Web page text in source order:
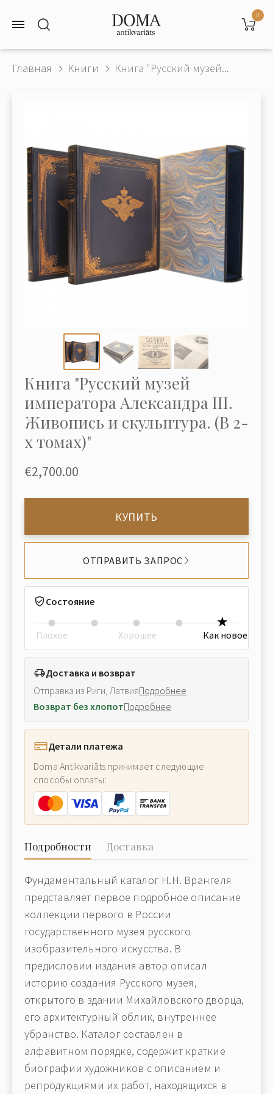
0
Главная Книги Книга "Русский музей...
Книга "Русский музей
императора Александра III.
Живопись и скульптура. (В 2-
х томах)"
€2,700.00
КУПИТЬ
ОТПРАВИТЬ ЗАПРОС
Состояние
Плохое Хорошее Как новое
Доставка и возврат
Отправка из Риги, ЛатвияПодробнее
Возврат без хлопотПодробнее
Детали платежа
Doma Antikvariāts принимает следующие
способы оплаты:
Подробности Доставка
Фундаментальный каталог Н.Н. Врангеля
представляет первое подробное описание
коллекции первого в России
государственного музея русского
изобразительного искусства. В
предисловии издания автор описал
историю создания Русского музея,
открытого в здании Михайловского дворца,
его архитектурный облик, внутреннее
убранство. Каталог составлен в
алфавитном порядке, содержит краткие
биографии художников с описанием и
репродукциями их работ, находящихся в